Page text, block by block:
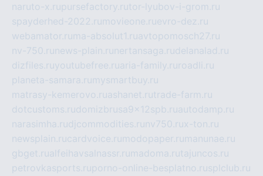
naruto-x.rupursefactory.rutor-lyubov-i-grom.ru
spayderhed-2022.ru movieone.ruevro-dez.ru
webamator.ru ma-absolut1.ruavtopomosch27.ru
nv-750.ru news-plain.ru nertansaga.rudelanalad.ru
dizfiles.ruyoutubefree.ruaria-family.ru roadli.ru
planeta-samara.ru mysmartbuy.ru
matrasy-kemerovo.ruashanet.rutrade-farm.ru
dotcustoms.rudomizbrusa9x12spb.ruautodamp.ru
narasimha.rudjcommodities.ru nv750.rux-ton.ru
newsplain.rucardvoice.ru modopaper.ru manunae.ru
gbget.rualfeihavsalnassr.ru madoma.rutajuncos.ru
petrovkasports.ruporno-online-besplatno.rusplclub.ru